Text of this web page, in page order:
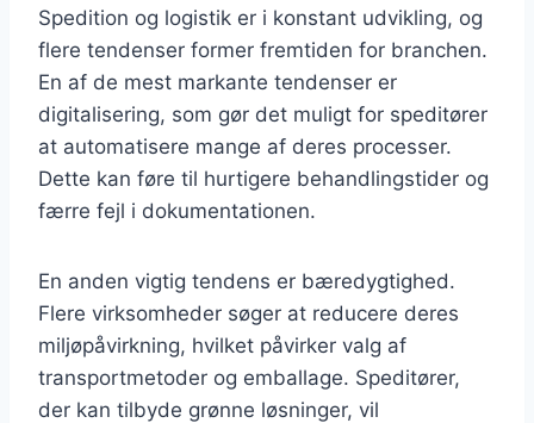
Spedition og logistik er i konstant udvikling, og
flere tendenser former fremtiden for branchen.
En af de mest markante tendenser er
digitalisering, som gør det muligt for speditører
at automatisere mange af deres processer.
Dette kan føre til hurtigere behandlingstider og
færre fejl i dokumentationen.
En anden vigtig tendens er bæredygtighed.
Flere virksomheder søger at reducere deres
miljøpåvirkning, hvilket påvirker valg af
transportmetoder og emballage. Speditører,
der kan tilbyde grønne løsninger, vil